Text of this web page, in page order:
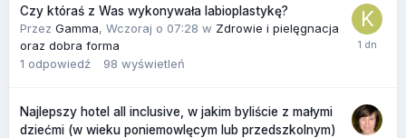
Czy któraś z Was wykonywała labioplastykę?
Przez Gamma, Wczoraj o 07:28 w Zdrowie i pielęgnacja
oraz dobra forma
1 odpowiedź 98 wyświetleń
Najlepszy hotel all inclusive, w jakim byliście z małymi
dziećmi (w wieku poniemowlęcym lub przedszkolnym)